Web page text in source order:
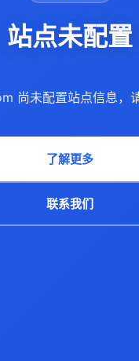
站点未配置
尚未配置站点信息，
了解更多
联系我们